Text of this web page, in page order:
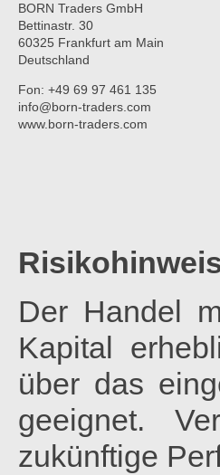
BORN Traders GmbH
Bettinastr. 30
60325 Frankfurt am Main
Deutschland
Fon: +49 69 97 461 135
info@born-traders.com
www.born-traders.com
Der Handel
Kapital
über das
geeignet.
zukünftige